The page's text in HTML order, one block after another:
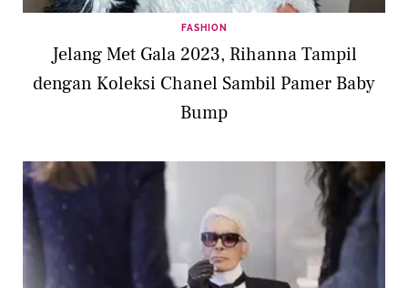
FASHION
Jelang Met Gala 2023, Rihanna Tampil
dengan Koleksi Chanel Sambil Pamer Baby
Bump